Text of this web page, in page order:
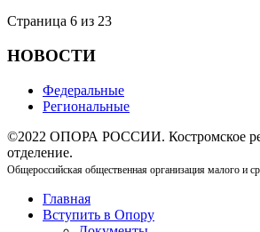
Страница 6 из 23
НОВОСТИ
Федеральные
Региональные
©2022 ОПОРА РОССИИ. Костромское
отделение.
Общероссийская общественная организация малого и
Главная
Вступить в Опору